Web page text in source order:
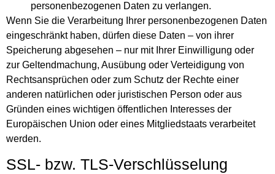
personenbezogenen Daten zu verlangen.
Wenn Sie die Verarbeitung Ihrer personenbezogenen Daten
eingeschränkt haben, dürfen diese Daten – von ihrer
Speicherung abgesehen – nur mit Ihrer Einwilligung oder
zur Geltendmachung, Ausübung oder Verteidigung von
Rechtsansprüchen oder zum Schutz der Rechte einer
anderen natürlichen oder juristischen Person oder aus
Gründen eines wichtigen öffentlichen Interesses der
Europäischen Union oder eines Mitgliedstaats verarbeitet
werden.
SSL- bzw. TLS-Verschlüsselung